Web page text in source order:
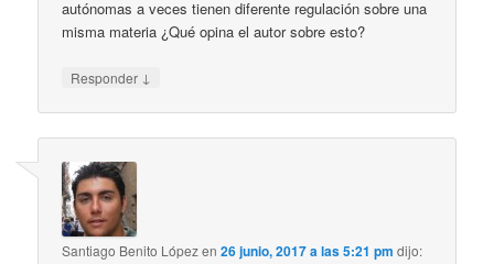
autónomas a veces tienen diferente regulación sobre una
misma materia ¿Qué opina el autor sobre esto?
Responder ↓
Santiago Benito Lópezen26 junio, 2017 a las 5:21 pm dijo: